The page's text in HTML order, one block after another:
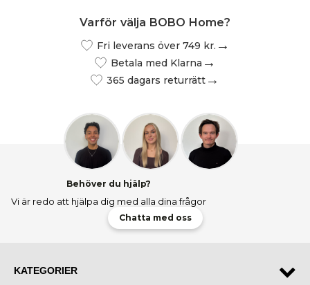
Varför välja BOBO Home?
Fri leverans över 749 kr.
Betala med Klarna
365 dagars returrätt
Behöver du hjälp?
Vi är redo att hjälpa dig med alla dina frågor
Chatta med oss
KATEGORIER